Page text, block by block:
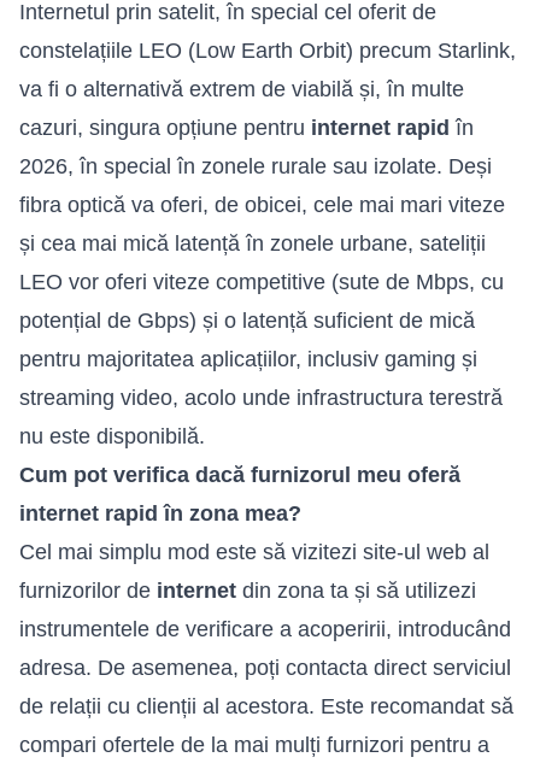
Internetul prin satelit, în special cel oferit de
constelațiile LEO (Low Earth Orbit) precum Starlink,
va fi o alternativă extrem de viabilă și, în multe
cazuri, singura opțiune pentru internet rapid în
2026, în special în zonele rurale sau izolate. Deși
fibra optică va oferi, de obicei, cele mai mari viteze
și cea mai mică latență în zonele urbane, sateliții
LEO vor oferi viteze competitive (sute de Mbps, cu
potențial de Gbps) și o latență suficient de mică
pentru majoritatea aplicațiilor, inclusiv gaming și
streaming video, acolo unde infrastructura terestră
nu este disponibilă.
Cum pot verifica dacă furnizorul meu oferă
internet rapid în zona mea?
Cel mai simplu mod este să vizitezi site-ul web al
furnizorilor de internet din zona ta și să utilizezi
instrumentele de verificare a acoperirii, introducând
adresa. De asemenea, poți contacta direct serviciul
de relații cu clienții al acestora. Este recomandat să
compari ofertele de la mai mulți furnizori pentru a